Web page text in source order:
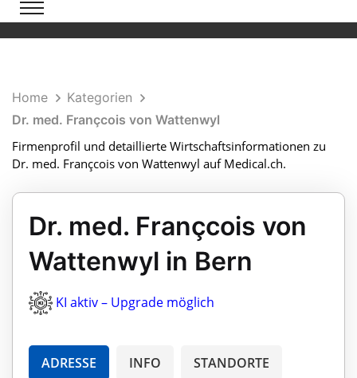
Home
Kategorien
Dr. med. Françcois von Wattenwyl
Firmenprofil und detaillierte Wirtschaftsinformationen zu
Dr. med. Françcois von Wattenwyl auf Medical.ch.
Dr. med. Françcois von
Wattenwyl in Bern
KI aktiv – Upgrade möglich
ADRESSE INFO STANDORTE